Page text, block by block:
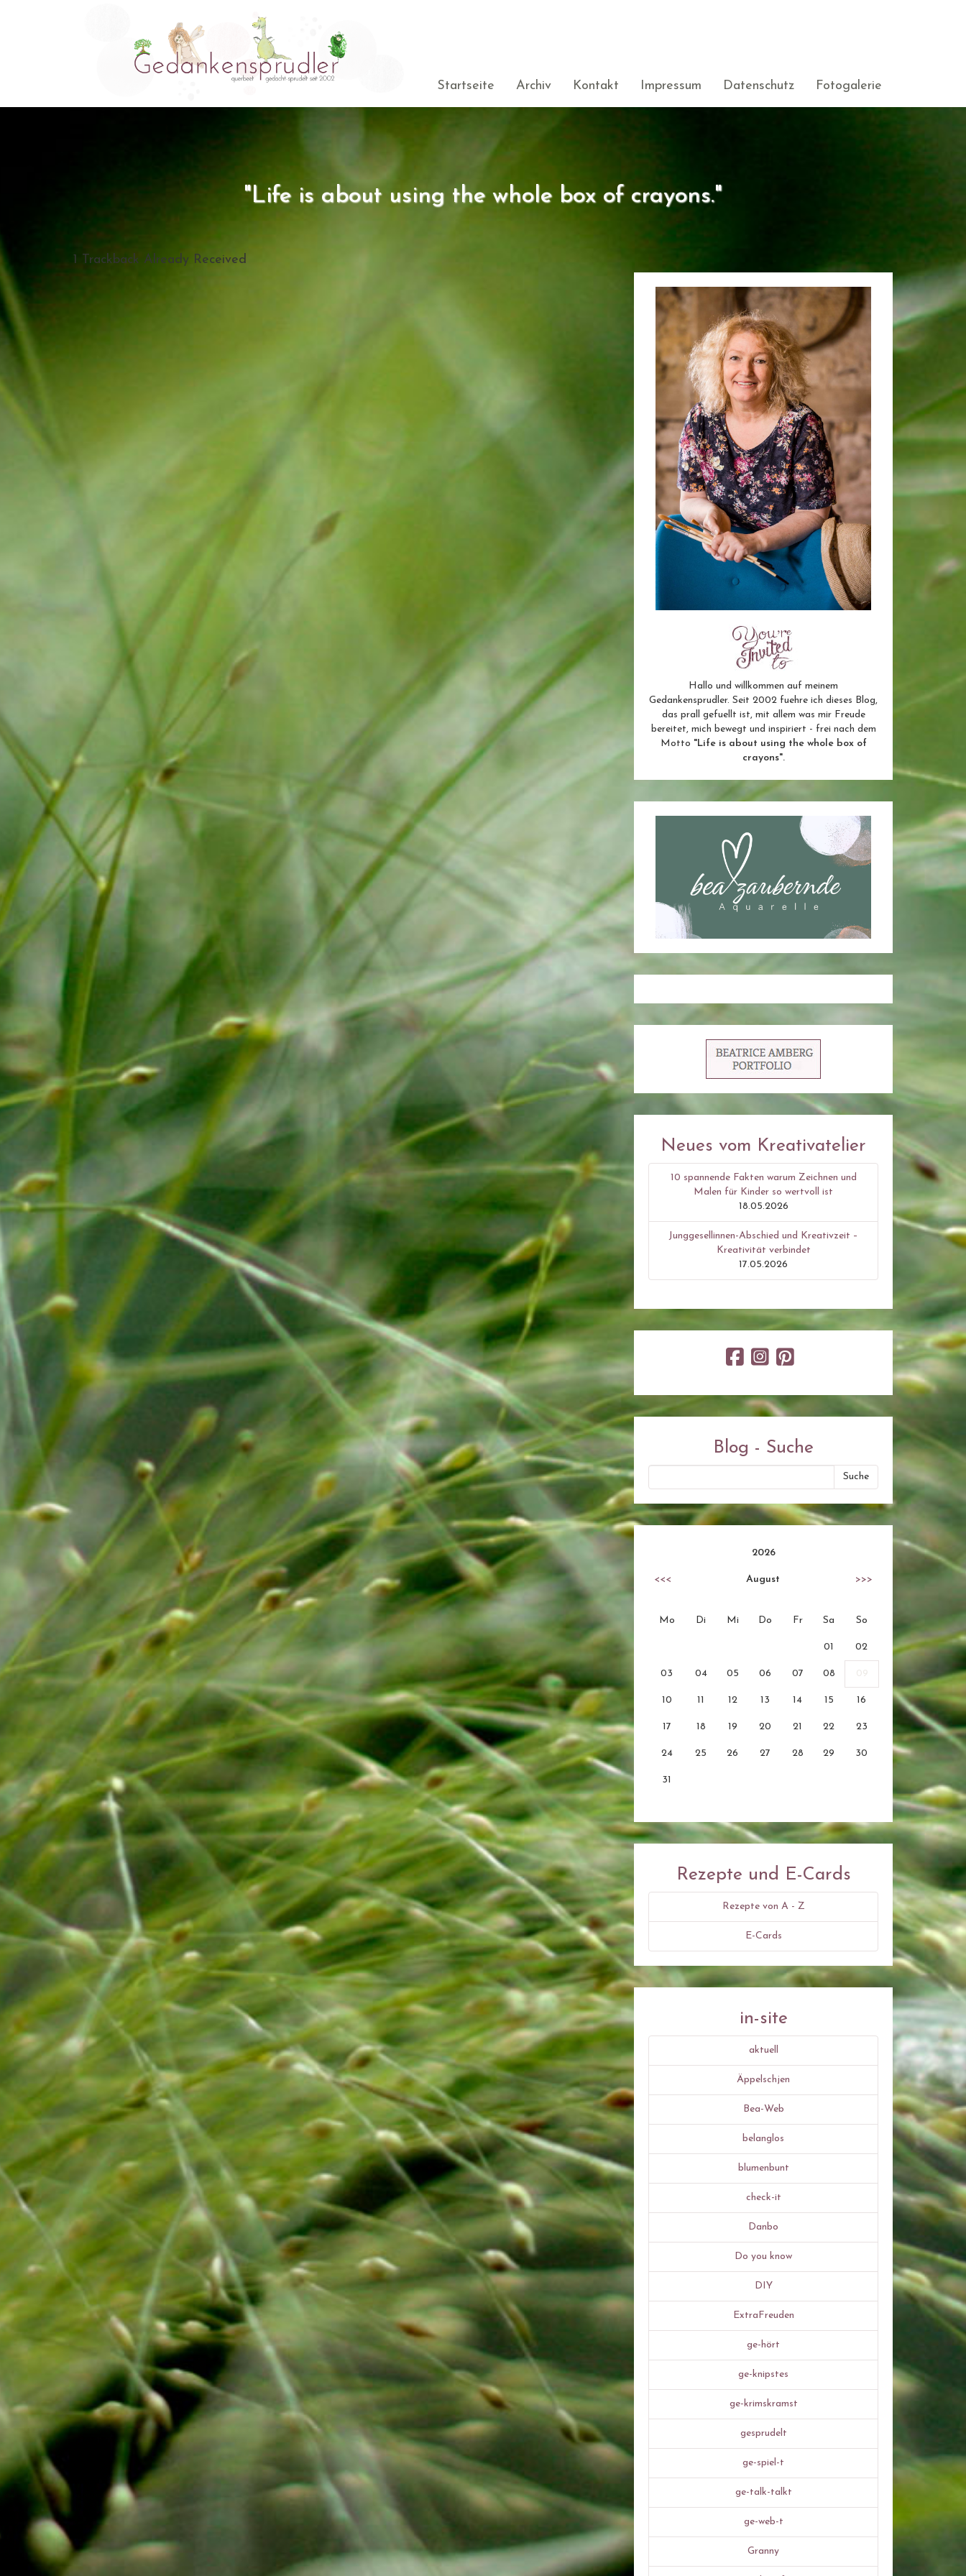
Startseite Archiv Kontakt Impressum Datenschutz Fotogalerie
"Life is about using the whole box of crayons."
1 Trackback Already Received
Hallo und willkommen auf meinem
Gedankensprudler. Seit 2002 fuehre ich dieses Blog,
das prall gefuellt ist, mit allem was mir Freude
bereitet, mich bewegt und inspiriert - frei nach dem
Motto "Life is about using the whole box of
crayons".
Neues vom Kreativatelier
10 spannende Fakten warum Zeichnen und
Malen für Kinder so wertvoll ist
18.05.2026
Junggesellinnen-Abschied und Kreativzeit –
Kreativität verbindet
17.05.2026
Blog - Suche
2026
<<< August >>>
Mo Di Mi Do Fr Sa So
01 02
03 04 05 06 07 08 09
10 11 12 13 14 15 16
17 18 19 20 21 22 23
24 25 26 27 28 29 30
31
Rezepte und E-Cards
Rezepte von A - Z
E-Cards
in-site
aktuell
Äppelschjen
Bea-Web
belanglos
blumenbunt
check-it
Danbo
Do you know
DIY
ExtraFreuden
ge-hört
ge-knipstes
ge-krimskramst
gesprudelt
ge-spiel-t
ge-talk-talkt
ge-web-t
Granny